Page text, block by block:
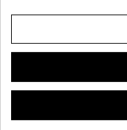
16 OTROS